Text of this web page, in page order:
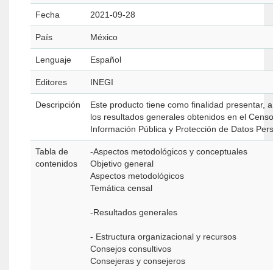
Fecha 2021-09-28
País México
Lenguaje Español
Editores INEGI
Descripción
Este producto tiene como finalidad presentar,
los resultados generales obtenidos en el
Información Pública y Protección de Datos
Tabla de
contenidos
-Aspectos metodológicos y conceptuales
Objetivo general
Aspectos metodológicos
Temática censal
-Resultados generales
- Estructura organizacional y recursos
Consejos consultivos
Consejeras y consejeros